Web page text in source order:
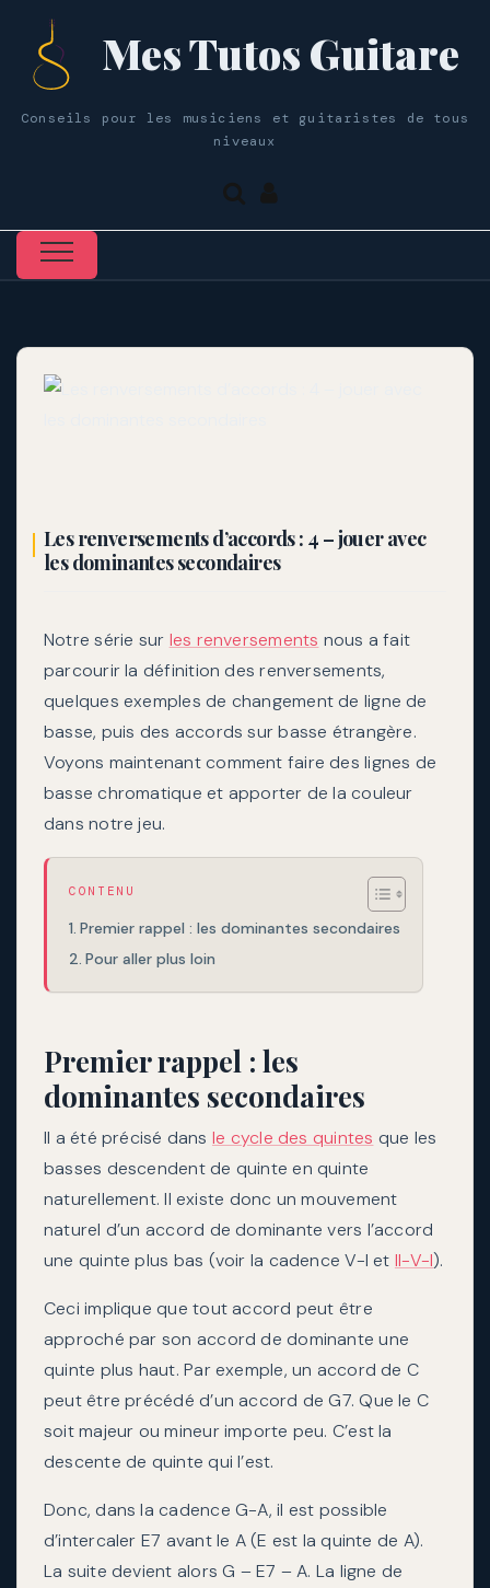
Mes Tutos Guitare
Conseils pour les musiciens et guitaristes de tous
niveaux
Les renversements d’accords : 4 – jouer avec
les dominantes secondaires
Notre série sur les renversements nous a fait
parcourir la définition des renversements,
quelques exemples de changement de ligne de
basse, puis des accords sur basse étrangère.
Voyons maintenant comment faire des lignes de
basse chromatique et apporter de la couleur
dans notre jeu.
CONTENU
Premier rappel : les dominantes secondaires
Pour aller plus loin
Premier rappel : les
dominantes secondaires
Il a été précisé dans le cycle des quintes que les
basses descendent de quinte en quinte
naturellement. Il existe donc un mouvement
naturel d’un accord de dominante vers l’accord
une quinte plus bas (voir la cadence V-I et II-V-I).
Ceci implique que tout accord peut être
approché par son accord de dominante une
quinte plus haut. Par exemple, un accord de C
peut être précédé d’un accord de G7. Que le C
soit majeur ou mineur importe peu. C’est la
descente de quinte qui l’est.
Donc, dans la cadence G-A, il est possible
d’intercaler E7 avant le A (E est la quinte de A).
La suite devient alors G – E7 – A. La ligne de